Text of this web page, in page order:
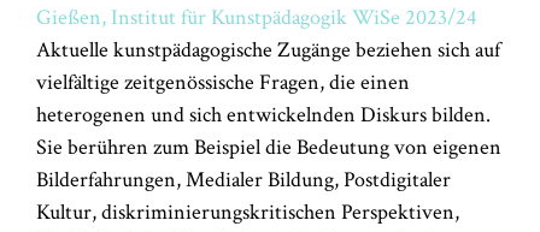
Gießen, Institut für Kunstpädagogik WiSe 2023/24
Aktuelle kunstpädagogische Zugänge beziehen sich auf
vielfältige zeitgenössische Fragen, die einen
heterogenen und sich entwickelnden Diskurs bilden.
Sie berühren zum Beispiel die Bedeutung von eigenen
Bilderfahrungen, Medialer Bildung, Postdigitaler
Kultur, diskriminierungskritischen Perspektiven,